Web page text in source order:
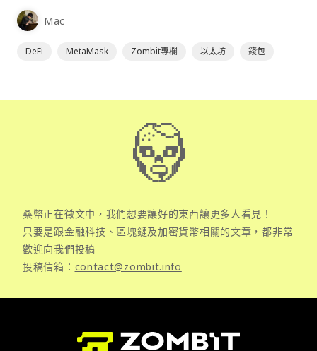
為插件使用，具備許多功能且使用上非常方便。
Mac
DeFi MetaMask Zombit專欄 以太坊 錢包
桑幣正在徵文中，我們想要讓好的東西讓更多人看見！
只要是跟金融科技、區塊鏈及加密貨幣相關的文章，都非常
歡迎向我們投稿
投稿信箱： contact@zombit.info